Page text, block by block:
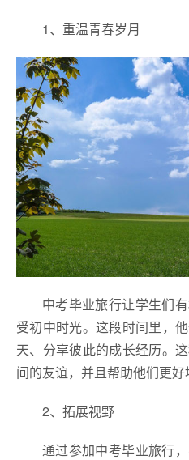
1、重温青春岁月
中考毕业旅行让学生们
受初中时光。这段时间里，
天、分享彼此的成长经历。
间的友谊，并且帮助他们更好
2、拓展视野
通过参加中考毕业旅行